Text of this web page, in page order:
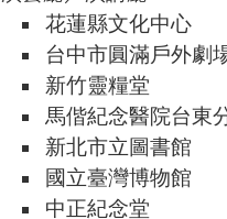
花蓮縣文化中心
台中市圓滿戶外劇
新竹靈糧堂
馬偕紀念醫院台東
新北市立圖書館
國立臺灣博物館
中正紀念堂